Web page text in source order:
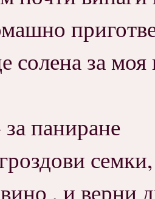
солена за моя
паниране
, и верни